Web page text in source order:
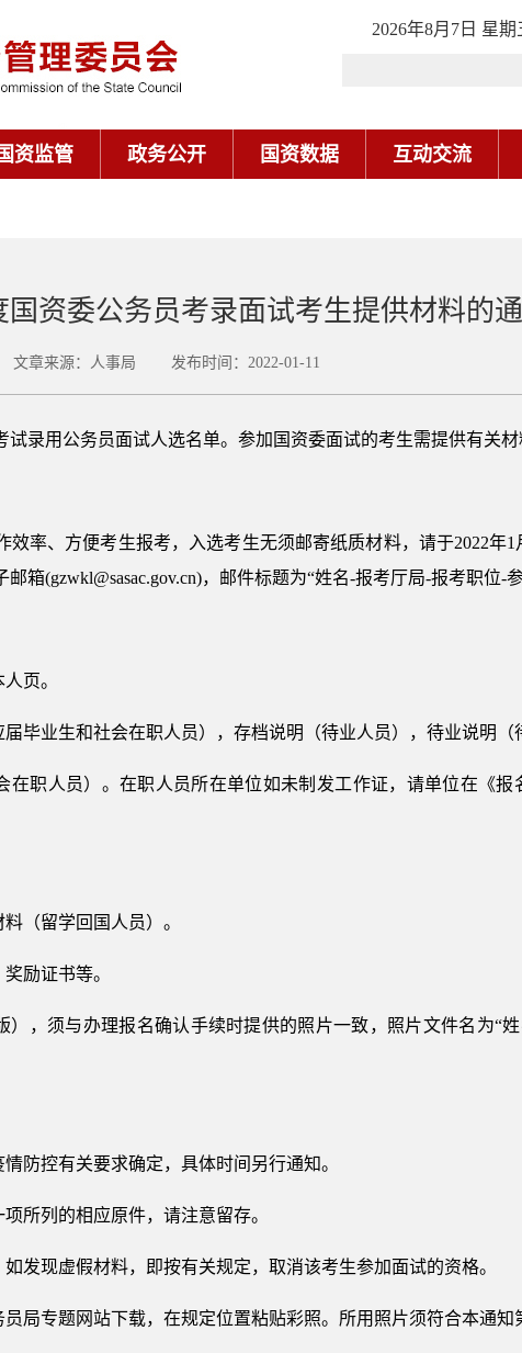
2026年8月7日 星期
资监管 政务公开 国资数据 互动交流
国资委公务员考录面试考生提供材料的
文章来源：人事局 发布时间：2022-01-11
试录用公务员面试人选名单。参加国资委面试的考生需提供有关材
率、方便考生报考，入选考生无须邮寄纸质材料，请于2022年1
箱(gzwkl@sasac.gov.cn)，邮件标题为“姓名-报考厅局-报考职位-参
页。
毕业生和社会在职人员），存档说明（待业人员），待业说明（
在职人员）。在职人员所在单位如未制发工作证，请单位在《报
（留学回国人员）。
励证书等。
），须与办理报名确认手续时提供的照片一致，照片文件名为“
防控有关要求确定，具体时间另行通知。
所列的相应原件，请注意留存。
发现虚假材料，即按有关规定，取消该考生参加面试的资格。
局专题网站下载，在规定位置粘贴彩照。所用照片须符合本通知